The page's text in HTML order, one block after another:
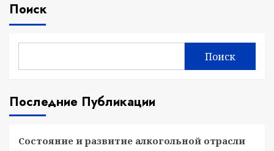
Поиск
Поиск
Последние Публикации
Состояние и развитие алкогольной отрасли